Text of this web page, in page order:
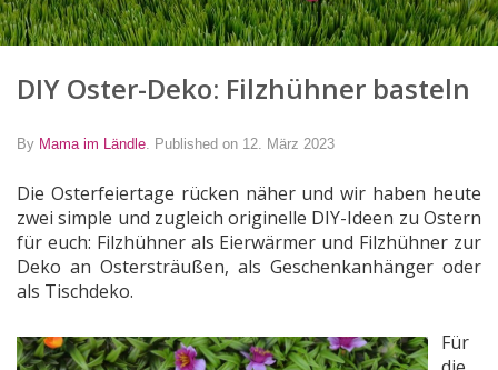
DIY Oster-Deko: Filzhühner basteln
By Mama im Ländle Published on 12. März 2023
Die Osterfeiertage rücken näher und wir haben heute
zwei simple und zugleich originelle DIY-Ideen zu Ostern
für euch: Filzhühner als Eierwärmer und Filzhühner zur
Deko an Ostersträußen, als Geschenkanhänger oder
als Tischdeko.
Für